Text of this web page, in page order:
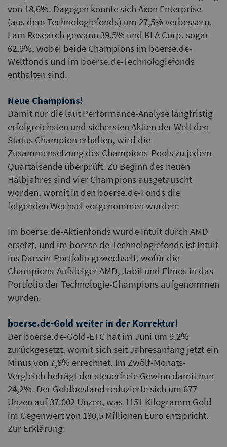
von 18,6%. Dagegen konnte sich Axon Enterprise
(aus dem Technologiefonds) um 27,5% verbessern,
Lam Research gewann 39,5% und KLA Corp. sogar
62,9%, wobei beide Champions im boerse.de-
Weltfonds und im boerse.de-Technologiefonds
enthalten sind.
Neue Champions!
Damit nur die laut Performance-Analyse langfristig
erfolgreichsten und sichersten Aktien der Welt den
Status Champion erhalten, wird die
Zusammensetzung des Champions-Pools zu jedem
Quartalsende überprüft. Zu Beginn des neuen
Halbjahres sind vier Champions ausgetauscht
worden, womit in den boerse.de-Fonds die
folgenden Wechsel vorgenommen wurden:
Im boerse.de-Aktienfonds wurde Intuit durch AMD
ersetzt, und im boerse.de-Technologiefonds ist Intuit
ins Darwin-Portfolio gewechselt, wofür die
Champions-Aufsteiger AMD, Jabil und Elmos in das
Portfolio der Technologie-Champions aufgenommen
wurden.
boerse.de-Gold weiter in der Korrektur!
Der boerse.de-Gold-ETC hat im Juni um 9,2%
zurückgesetzt, womit sich seit Jahresanfang jetzt ein
Minus von 7,8% errechnet. Im Zwölf-Monats-
Vergleich beträgt der steuerfreie Gewinn damit nun
24,2%. Der Goldbestand reduzierte sich um 677
Unzen auf 37.002 Unzen, was 1151 Kilogramm Gold
im Gegenwert von 130,5 Millionen Euro entspricht.
Zur Erklärung: